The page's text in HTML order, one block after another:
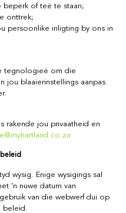
beperk of teë te staan;
onttrek;
persoonlike inligting by ons in
tegnologieë om die
jou blaaierinstellings aanpas
rakende jou privaatheid en
wysig. Enige wysigings sal
’n nuwe datum van
van die webwerf dui op
beleid.